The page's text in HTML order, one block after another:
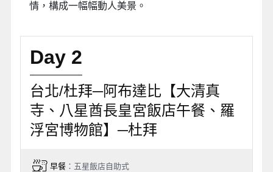
情，構成一幅幅動人美景。
Day 2
台北/杜拜─阿布達比【大清真
寺、八星酋長皇宮飯店午餐、羅
浮宮博物館】─杜拜
早餐：五星飯店自助式